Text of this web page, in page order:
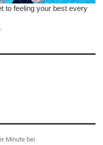
Minute bei